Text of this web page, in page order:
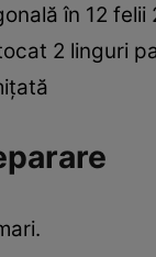
în 12 felii
2 linguri